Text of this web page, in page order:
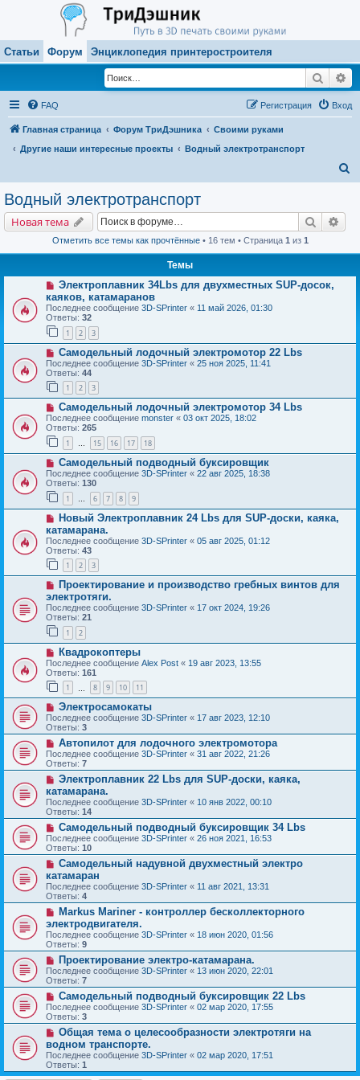
Статьи Форум Энциклопедия принтеростроителя
Поиск
FAQ Вход
Регистрация
Главная страница Форум ТриДэшника
Своими руками
Другие наши интересные проекты
Водный электротранспорт
Водный электротранспорт
Новая тема Поиск
Отметить все темы как прочтённые• 16 тем • Страница 1 из 1
Темы
Электроплавник 34Lbs для двухместных SUP-досок,
каяков, катамаранов
Последнее сообщение 3D-SPrinter « 11 май 2026, 01:30
Ответы: 32
1 2 3
Самодельный лодочный электромотор 22 Lbs
Последнее сообщение 3D-SPrinter « 25 ноя 2025, 11:41
Ответы: 44
1 2 3
Самодельный лодочный электромотор 34 Lbs
Последнее сообщение monster « 03 окт 2025, 18:02
Ответы: 265
1 … 15 16 17 18
Самодельный подводный буксировщик
Последнее сообщение 3D-SPrinter « 22 авг 2025, 18:38
Ответы: 130
1 … 6 7 8 9
Новый Электроплавник 24 Lbs для SUP-доски, каяка,
катамарана.
Последнее сообщение 3D-SPrinter « 05 авг 2025, 01:12
Ответы: 43
1 2 3
Проектирование и производство гребных винтов для
электротяги.
Последнее сообщение 3D-SPrinter « 17 окт 2024, 19:26
Ответы: 21
1 2
Квадрокоптеры
Последнее сообщение Alex Post « 19 авг 2023, 13:55
Ответы: 161
1 8 9 10 11
Электросамокаты
Последнее сообщение 3D-SPrinter « 17 авг 2023, 12:10
Ответы: 3
Автопилот для лодочного электромотора
Последнее сообщение 3D-SPrinter « 31 авг 2022, 21:26
Ответы: 7
Электроплавник 22 Lbs для SUP-доски, каяка,
катамарана.
Последнее сообщение 3D-SPrinter « 10 янв 2022, 00:10
Ответы: 14
Самодельный подводный буксировщик 34 Lbs
Последнее сообщение 3D-SPrinter « 26 ноя 2021, 16:53
Ответы: 10
Самодельный надувной двухместный электро
катамаран
Последнее сообщение 3D-SPrinter « 11 авг 2021, 13:31
Ответы: 4
Markus Mariner - контроллер бесколлекторного
электродвигателя.
Последнее сообщение 3D-SPrinter « 18 июн 2020, 01:56
Ответы: 9
Проектирование электро-катамарана.
Последнее сообщение 3D-SPrinter « 13 июн 2020, 22:01
Ответы: 7
Самодельный подводный буксировщик 22 Lbs
Последнее сообщение 3D-SPrinter « 02 мар 2020, 17:55
Ответы: 3
Общая тема о целесообразности электротяги на
водном транспорте.
Последнее сообщение 3D-SPrinter « 02 мар 2020, 17:51
Ответы: 1